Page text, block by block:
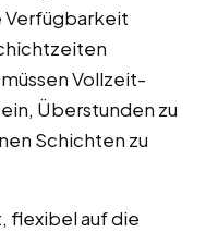
Verfügbarkeit
Vollzeit-
Überstunden zu
Schichten zu
flexibel auf die